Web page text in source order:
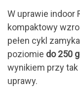
W uprawie indoor
kompaktowy
pełen cykl
poziomie do 250
wynikiem przy
uprawy.